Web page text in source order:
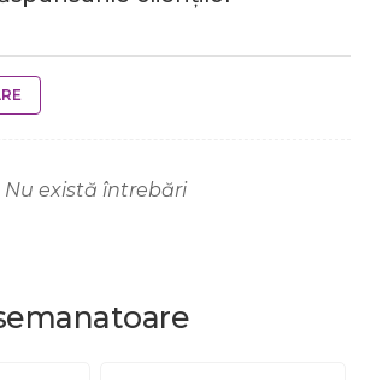
Nu există întrebări